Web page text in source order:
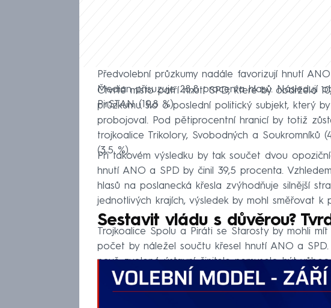
Předvolební průzkumy nadále favorizují hnutí
Median přisuzuje 28,8 procenta hlasů. Následují
PirSTAN (19,8 %).
Čtvrté místo patří hnutí SPD, které by obdrželo
průzkumu šlo o poslední politický subjekt, který
probojoval. Pod pětiprocentní hranicí by totiž
trojkoalice Trikolory, Svobodných a Soukromníků
(3,5 %).
Při takovém výsledku by tak součet dvou
hnutí ANO a SPD by činil 39,5 procenta.
hlasů na poslanecká křesla zvýhodňuje silnější
jednotlivých krajích, výsledek by mohl směřovat
Sestavit vládu s důvěrou?
Trojkoalice Spolu a Piráti se Starosty by mohli
počet by náležel součtu křesel hnutí ANO a
nově zvolené ústavní činitele nemuselo být vůbec